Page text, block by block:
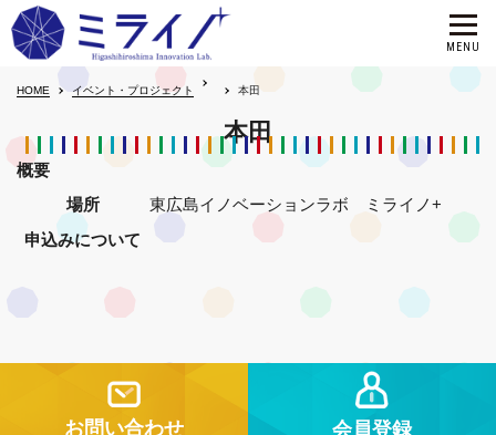
HOME イベント・プロジェクト 本田
本田
概要
場所
東広島イノベーションラボ ミライノ+
申込みについて
お問い合わせ 会員登録